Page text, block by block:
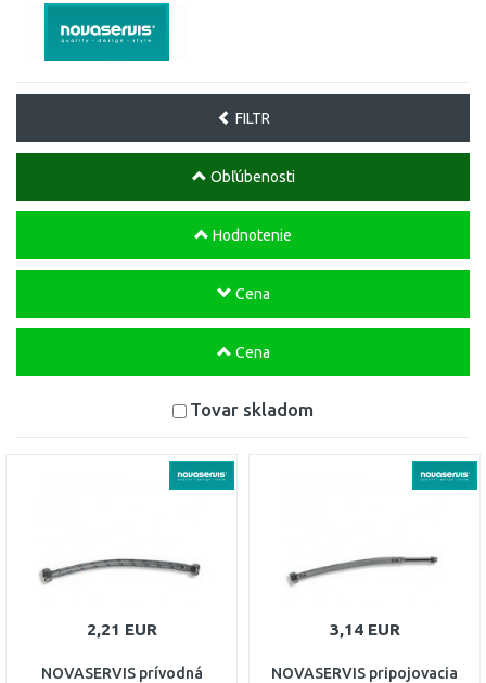
FILTR
Obľúbenosti
Hodnotenie
Cena
Cena
Tovar skladom
2,21 EUR
NOVASERVIS prívodná
3,14 EUR
NOVASERVIS pripojovacia